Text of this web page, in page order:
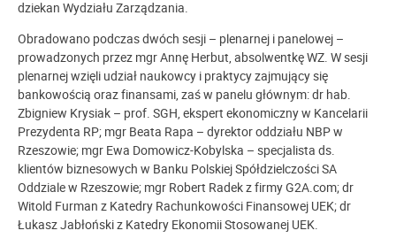
dziekan Wydziału Zarządzania.
Obradowano podczas dwóch sesji – plenarnej i panelowej –
prowadzonych przez mgr Annę Herbut, absolwentkę WZ. W sesji
plenarnej wzięli udział naukowcy i praktycy zajmujący się
bankowością oraz finansami, zaś w panelu głównym: dr hab.
Zbigniew Krysiak – prof. SGH, ekspert ekonomiczny w Kancelarii
Prezydenta RP; mgr Beata Rapa – dyrektor oddziału NBP w
Rzeszowie; mgr Ewa Domowicz-Kobylska – specjalista ds.
klientów biznesowych w Banku Polskiej Spółdzielczości SA
Oddziale w Rzeszowie; mgr Robert Radek z firmy G2A.com; dr
Witold Furman z Katedry Rachunkowości Finansowej UEK; dr
Łukasz Jabłoński z Katedry Ekonomii Stosowanej UEK.